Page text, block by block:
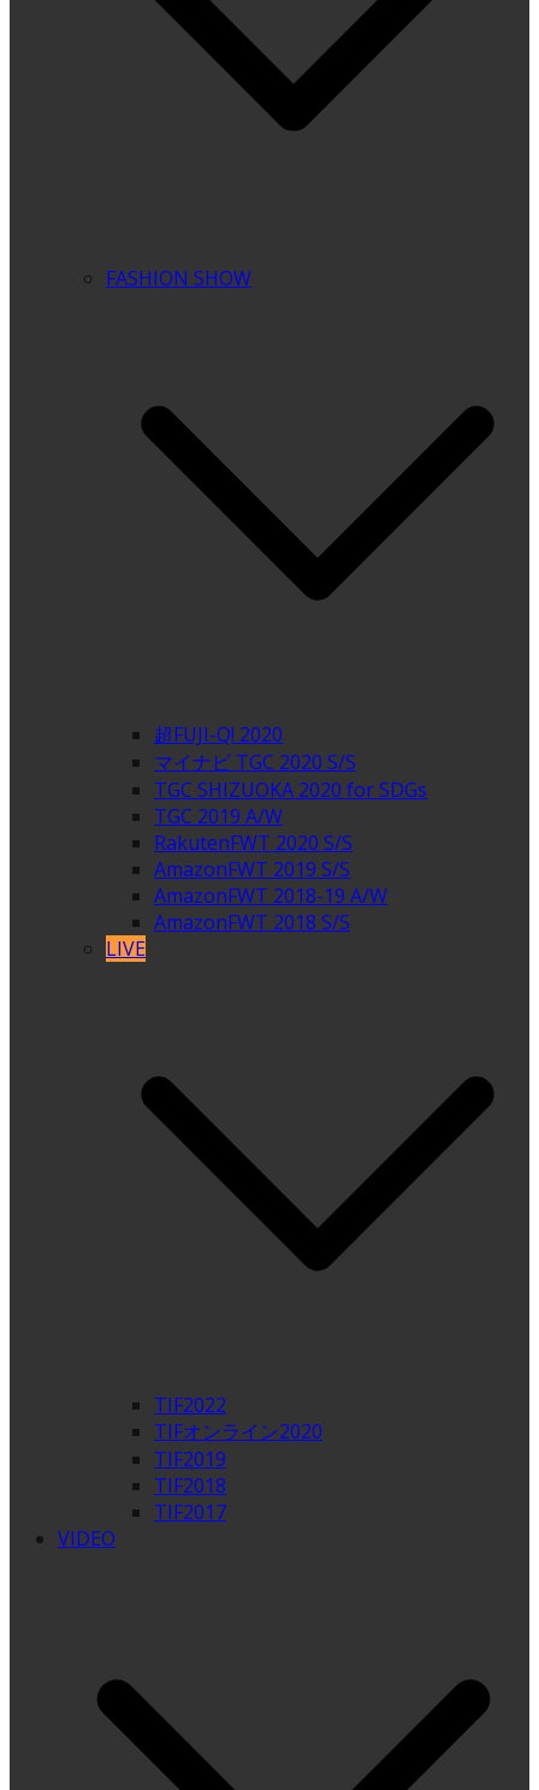
FASHION SHOW
超FUJI-Q! 2020
マイナビ TGC 2020 S/S
TGC SHIZUOKA 2020 for SDGs
TGC 2019 A/W
RakutenFWT 2020 S/S
AmazonFWT 2019 S/S
AmazonFWT 2018-19 A/W
AmazonFWT 2018 S/S
LIVE
TIF2022
TIFオンライン2020
TIF2019
TIF2018
TIF2017
VIDEO